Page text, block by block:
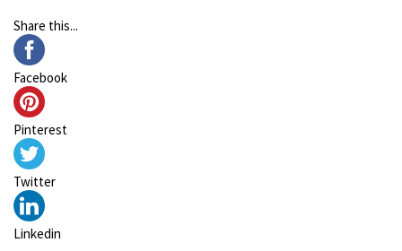
Share this...
Facebook
Pinterest
Twitter
Linkedin